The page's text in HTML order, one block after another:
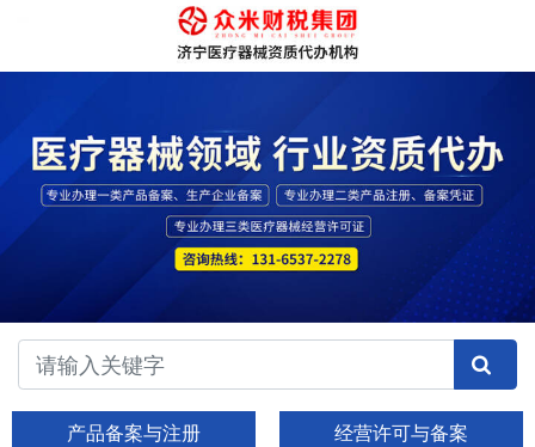
产品备案与注册 经营许可与备案